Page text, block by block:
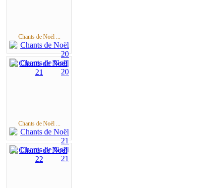
Chants de Noël ...
Chants de Noël ...